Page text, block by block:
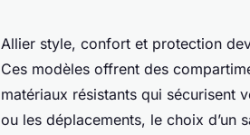
Allier style, confort et protection
Ces modèles offrent des
matériaux résistants qui sécurisent
ou les déplacements, le choix